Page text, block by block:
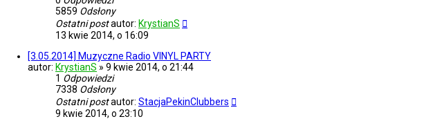
5859 Odsłony
Ostatni postautor: KrystianS
13 kwie 2014, o 16:09
[3.05.2014] Muzyczne Radio VINYL PARTY
autor: KrystianS » 9 kwie 2014, o 21:44
1 Odpowiedzi
7338 Odsłony
Ostatni postautor: StacjaPekinClubbers
9 kwie 2014, o 23:10